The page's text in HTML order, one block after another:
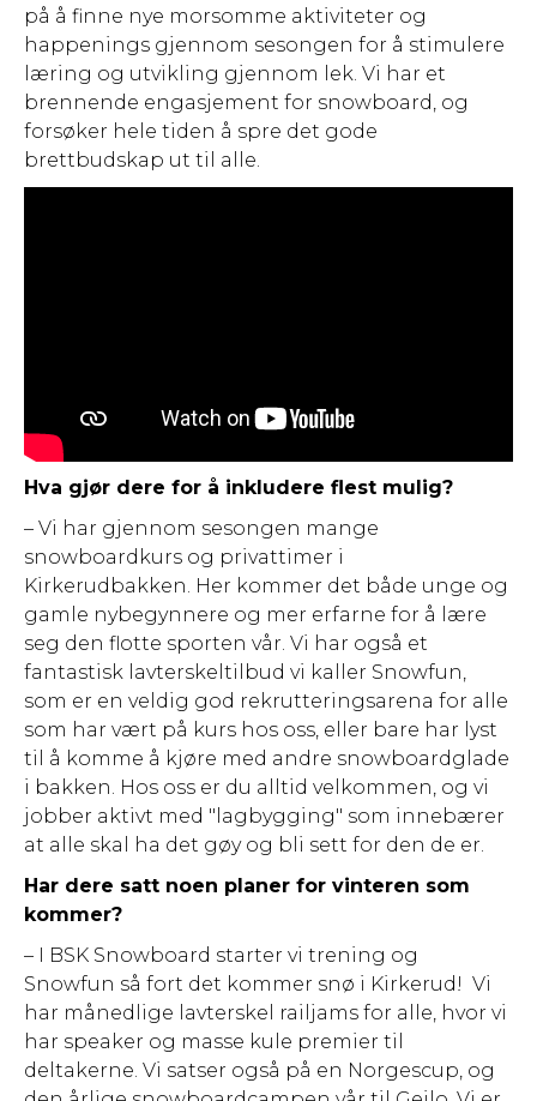
på å finne nye morsomme aktiviteter og
happenings gjennom sesongen for å stimulere
læring og utvikling gjennom lek. Vi har et
brennende engasjement for snowboard, og
forsøker hele tiden å spre det gode
brettbudskap ut til alle.
Hva gjør dere for å inkludere flest mulig?
– Vi har gjennom sesongen mange
snowboardkurs og privattimer i
Kirkerudbakken. Her kommer det både unge og
gamle nybegynnere og mer erfarne for å lære
seg den flotte sporten vår. Vi har også et
fantastisk lavterskeltilbud vi kaller Snowfun,
som er en veldig god rekrutteringsarena for alle
som har vært på kurs hos oss, eller bare har lyst
til å komme å kjøre med andre snowboardglade
i bakken. Hos oss er du alltid velkommen, og vi
jobber aktivt med "lagbygging" som innebærer
at alle skal ha det gøy og bli sett for den de er.
Har dere satt noen planer for vinteren som
kommer?
– I BSK Snowboard starter vi trening og
Snowfun så fort det kommer snø i Kirkerud! Vi
har månedlige lavterskel railjams for alle, hvor vi
har speaker og masse kule premier til
deltakerne. Vi satser også på en Norgescup, og